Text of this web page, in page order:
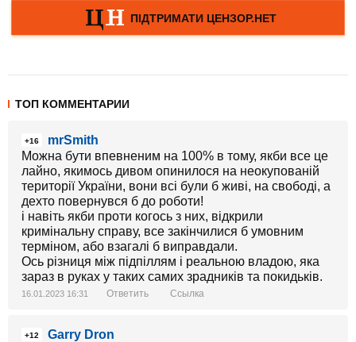
ТОП КОММЕНТАРИИ
+16
mrSmith
Можна бути впевненим на 100% в тому, якби все це
лайно, якимось дивом опинилося на неокупованій
території України, вони всі були б живі, на свободі, а
дехто повернувся б до роботи!
і навіть якби проти когось з них, відкрили
кримінальну справу, все закінчилися б умовним
терміном, або взагалі б виправдали.
Ось різниця між підпіллям і реальною владою, яка
зараз в руках у таких самих зрадників та покидьків.
16.01.2023 16:31 Ответить Ссылка
+12
Garry Dron